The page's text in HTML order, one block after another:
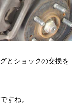
とショックの交換を
すね。